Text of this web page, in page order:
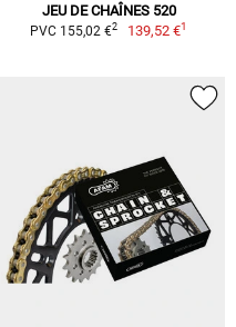
JEU DE CHAÎNES 520
PVC 155,02 €2 139,52 €1